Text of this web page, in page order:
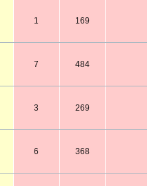
1 169
7 484
3 269
6 368